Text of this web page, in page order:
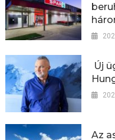
Új
Az